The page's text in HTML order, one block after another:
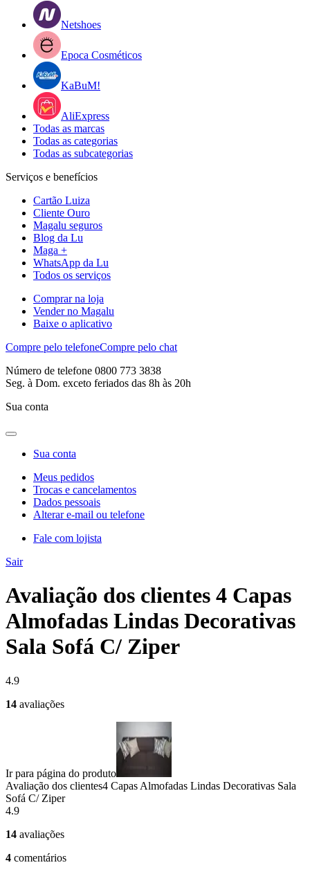
Netshoes
Epoca Cosméticos
KaBuM!
AliExpress
Todas as marcas
Todas as categorias
Todas as subcategorias
Serviços e benefícios
Cartão Luiza
Cliente Ouro
Magalu seguros
Blog da Lu
Maga +
WhatsApp da Lu
Todos os serviços
Comprar na loja
Vender no Magalu
Baixe o aplicativo
Compre pelo telefoneCompre pelo chat
Número de telefone 0800 773 3838
Seg. à Dom. exceto feriados das 8h às 20h
Sua conta
Sua conta
Meus pedidos
Trocas e cancelamentos
Dados pessoais
Alterar e-mail ou telefone
Fale com lojista
Sair
Avaliação dos clientes 4 Capas
Almofadas Lindas Decorativas
Sala Sofá C/ Ziper
4.9
14 avaliações
Ir para página do produto
Avaliação dos clientes4 Capas Almofadas Lindas Decorativas Sala
Sofá C/ Ziper
4.9
14 avaliações
4 comentários